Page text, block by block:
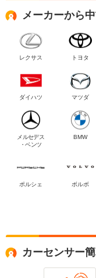
メーカーから
レクサス トヨタ
ダイハツ マツダ
メルセデス
・ベンツ
BMW
ポルシェ ボルボ
カーセンサー